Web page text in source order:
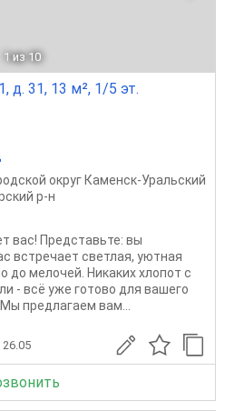
1 из 10
д. 31, 13 м², 1/5 эт.
округ Каменск-Уральский
р-н
вас! Представьте: вы
встречает светлая, уютная
до мелочей. Никаких хлопот с
- всё уже готово для вашего
предлагаем вам...
26.05